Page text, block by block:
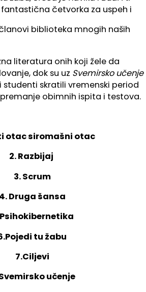
fantastična četvorka za uspeh i
biblioteka mnogih naših
literatura onih koji žele da
dok su uz Svemirsko učenje
studenti skratili vremenski period
obimnih ispita i testova.
otac siromašni otac
2. Razbijaj
3. Scrum
4. Druga šansa
tu žabu
7.Ciljevi
učenje